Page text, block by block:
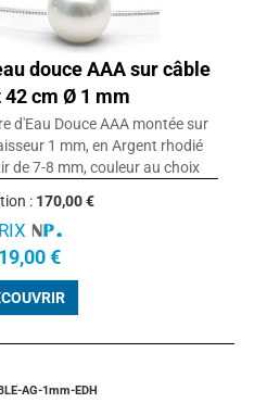
douce AAA sur câble
cm Ø 1 mm
d'Eau Douce AAA montée sur
1 mm, en Argent rhodié
de 7-8 mm, couleur au choix
: 170,00 €
€
AG-1mm-EDH